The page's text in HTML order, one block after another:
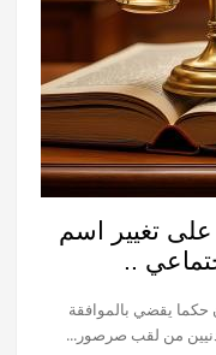
تغيير اسم
..
يقضي بالموافقة
من لقب صرصور...